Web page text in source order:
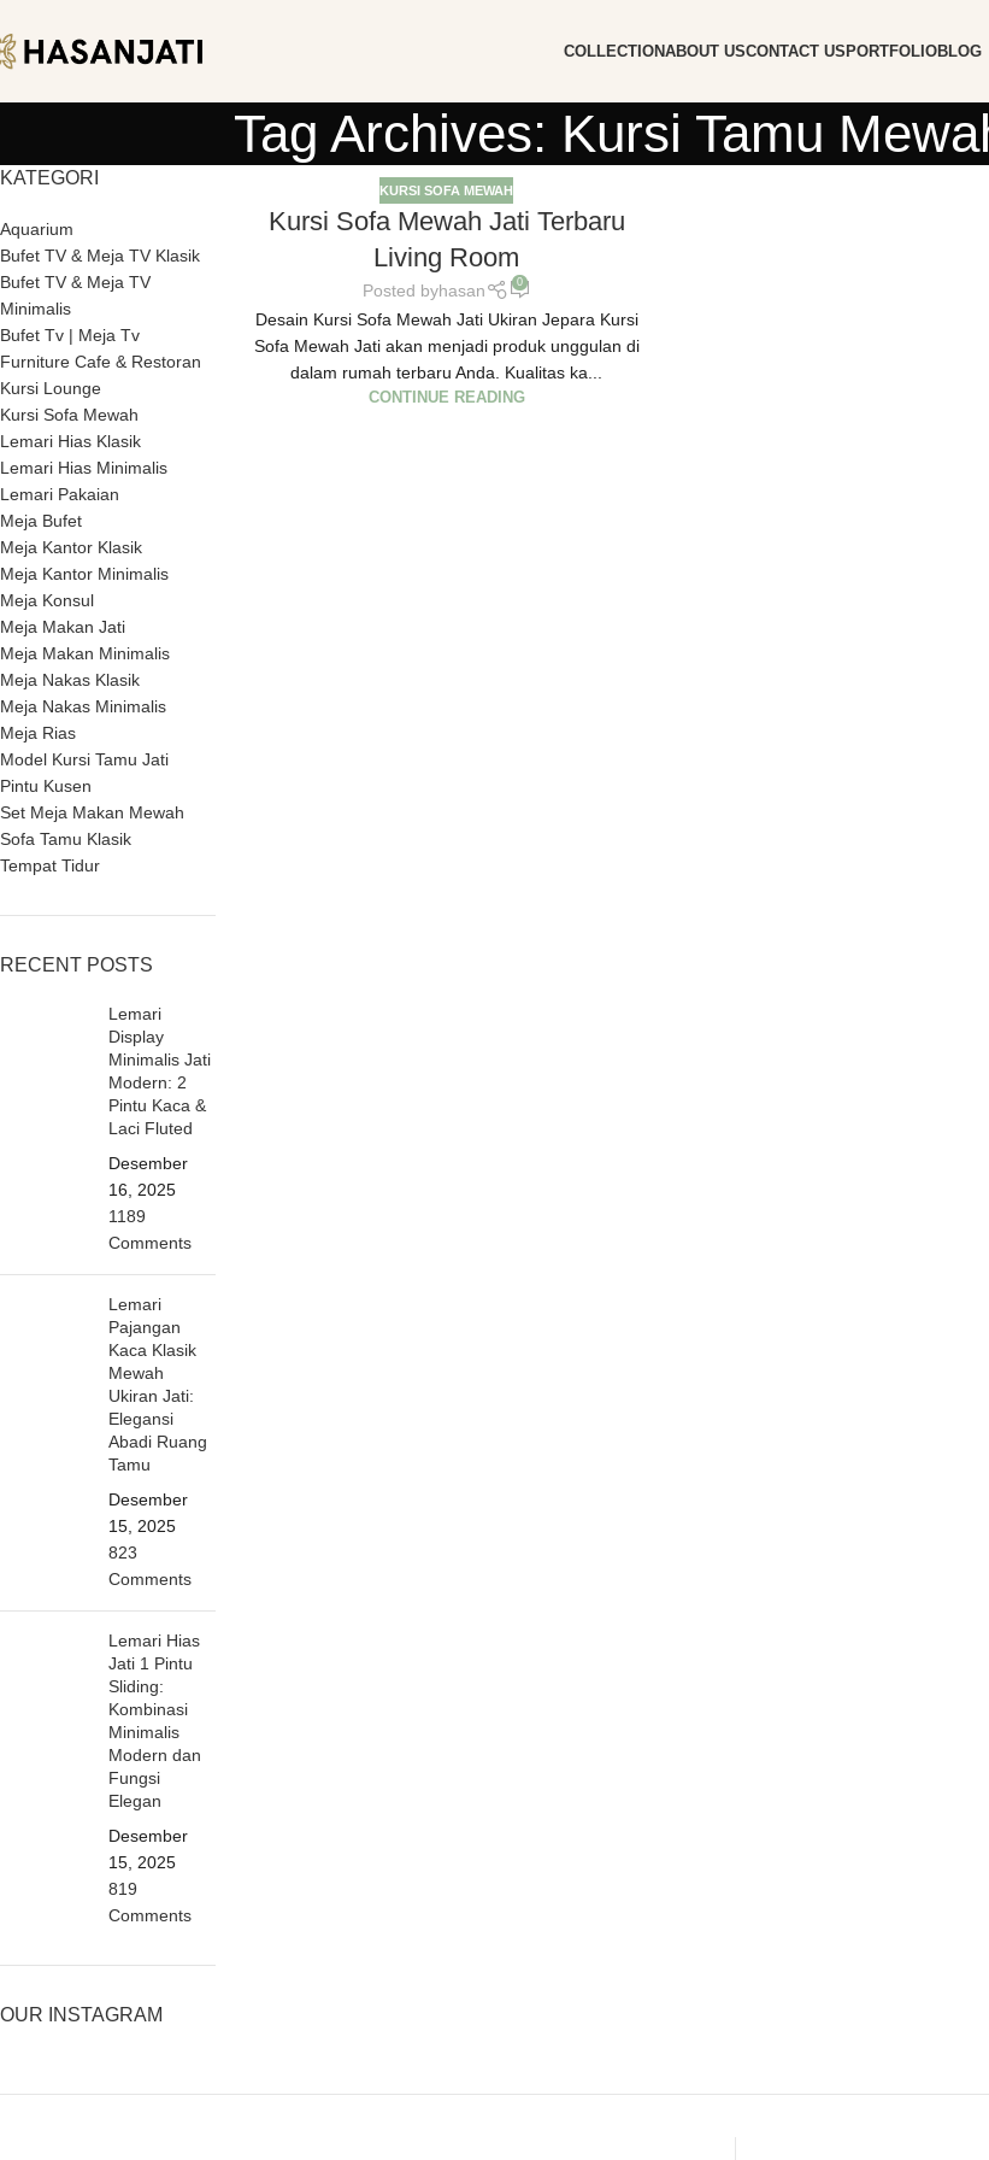
COLLECTIONABOUT USCONTACT US PORTFOLIOBLOG
Tag Archives: Kursi Tamu
KATEGORI
Aquarium
Bufet TV & Meja TV Klasik
Bufet TV & Meja TV
Minimalis
Bufet Tv | Meja Tv
Furniture Cafe & Restoran
Kursi Lounge
Kursi Sofa Mewah
Lemari Hias Klasik
Lemari Hias Minimalis
Lemari Pakaian
Meja Bufet
Meja Kantor Klasik
Meja Kantor Minimalis
Meja Konsul
Meja Makan Jati
Meja Makan Minimalis
Meja Nakas Klasik
Meja Nakas Minimalis
Meja Rias
Model Kursi Tamu Jati
Pintu Kusen
Set Meja Makan Mewah
Sofa Tamu Klasik
Tempat Tidur
RECENT POSTS
Lemari
Display
Minimalis Jati
Modern: 2
Pintu Kaca &
Laci Fluted
Desember
16, 2025
1189
Comments
Lemari
Pajangan
Kaca Klasik
Mewah
Ukiran Jati:
Elegansi
Abadi Ruang
Tamu
Desember
15, 2025
823
Comments
Lemari Hias
Jati 1 Pintu
Sliding:
Kombinasi
Minimalis
Modern dan
Fungsi
Elegan
Desember
15, 2025
819
Comments
OUR INSTAGRAM
KURSI SOFA MEWAH
Kursi Sofa Mewah Jati Terbaru
Living Room
Posted byhasan 0
Desain Kursi Sofa Mewah Jati Ukiran Jepara Kursi
Sofa Mewah Jati akan menjadi produk unggulan di
dalam rumah terbaru Anda. Kualitas ka...
CONTINUE READING